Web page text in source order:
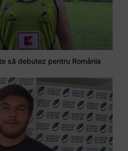
să debutez pentru România